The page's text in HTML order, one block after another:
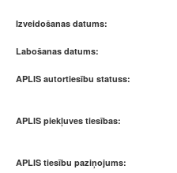
Izveidošanas datums:
Labošanas datums:
APLIS autortiesību statuss:
APLIS piekļuves tiesības:
APLIS tiesību paziņojums: